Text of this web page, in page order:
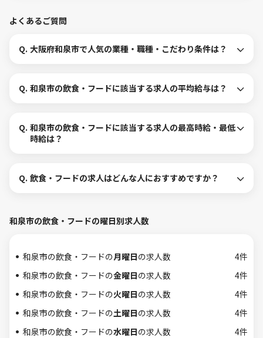
よくあるご質問
Q. 大阪府和泉市で人気の業種・職種・こだわり条件は？
Q. 和泉市の飲食・フードに該当する求人の平均給与は？
Q. 和泉市の飲食・フードに該当する求人の最高時給・最低
時給は？
Q. 飲食・フードの求人はどんな人におすすめですか？
和泉市の飲食・フードの曜日別求人数
和泉市の飲食・フードの月曜日の求人数
4件
和泉市の飲食・フードの金曜日の求人数
4件
和泉市の飲食・フードの火曜日の求人数
4件
和泉市の飲食・フードの土曜日の求人数
4件
和泉市の飲食・フードの水曜日の求人数
4件